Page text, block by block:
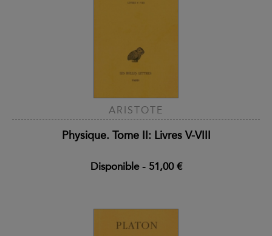
ARISTOTE
Physique. Tome II: Livres V-VIII
Disponible- 51,00 €